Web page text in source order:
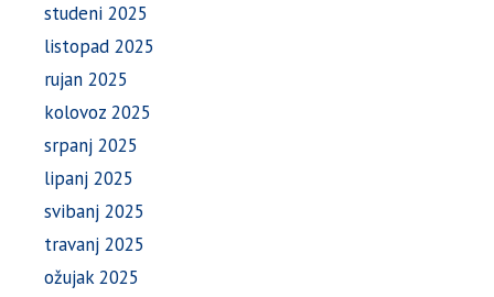
studeni 2025
listopad 2025
rujan 2025
kolovoz 2025
srpanj 2025
lipanj 2025
svibanj 2025
travanj 2025
ožujak 2025